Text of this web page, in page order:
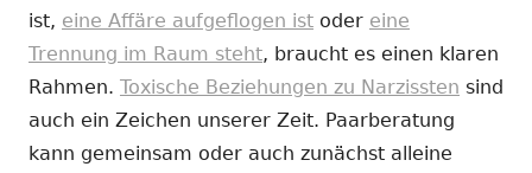
ist, eine Affäre aufgeflogen ist oder eine
Trennung im Raum steht, braucht es einen klaren
Rahmen. Toxische Beziehungen zu Narzissten sind
auch ein Zeichen unserer Zeit. Paarberatung
kann gemeinsam oder auch zunächst alleine